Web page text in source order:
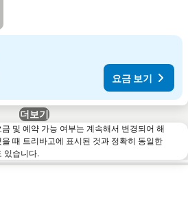
요금 보기
더보기
및 예약 가능 여부는 계속해서 변경되어 해
때 트리바고에 표시된 것과 정확히 동일한
있습니다.